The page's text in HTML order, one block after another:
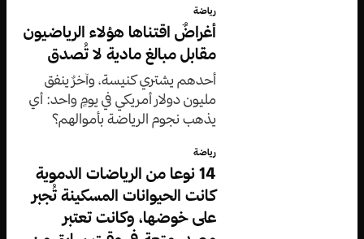
رياضة
أغراضٌ اقتناها هؤلاء الرياضيون
مقابل مبالغ مادية لا تُصدق
أحدهم يشتري كنيسة، وآخرٌ ينفق
مليون دولار أمريكي في يومٍ واحد: أي
يذهب نجوم الرياضة بأموالهم؟
رياضة
14 نوعا من الرياضات الدموية
كانت الحيوانات المسكينة تُجبر
على خوضها، وكانت تعتبر